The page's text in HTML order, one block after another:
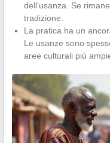
dell’usanza. Se
tradizione.
La pratica ha un
Le usanze sono
aree culturali più